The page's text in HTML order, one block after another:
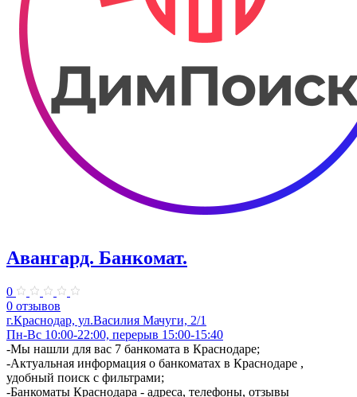
Авангард. Банкомат.
0
0 отзывов
г.Краснодар, ул.Василия Мачуги, 2/1
Пн-Вс 10:00-22:00, перерыв 15:00-15:40
-Мы нашли для вас 7 банкомата в Краснодаре;
-Актуальная информация о банкоматах в Краснодаре ,
удобный поиск с фильтрами;
-Банкоматы Краснодара - адреса, телефоны, отзывы